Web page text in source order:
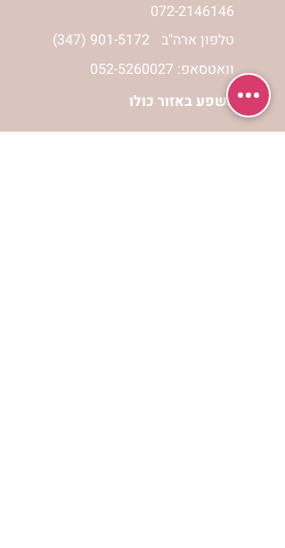
072-2146146
(347) 901-5172 טלפון ארה"ב
וואטסאפ: 052-5260027
חניה בשפע באזור כולו